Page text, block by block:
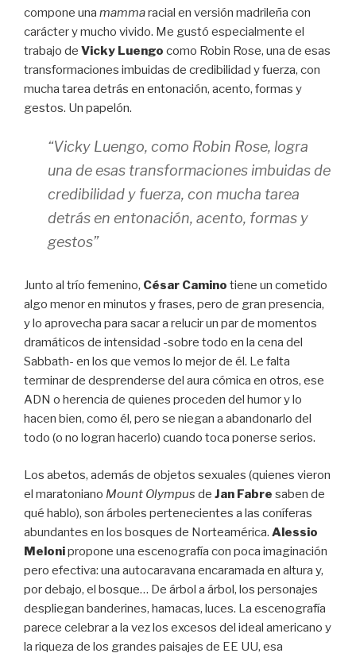
compone una mammaracial en versión madrileña con
carácter y mucho vivido. Me gustó especialmente el
trabajo de Vicky Luengo como Robin Rose, una de esas
transformaciones imbuidas de credibilidad y fuerza, con
mucha tarea detrás en entonación, acento, formas y
gestos. Un papelón.
“Vicky Luengo, como Robin Rose, logra
una de esas transformaciones imbuidas de
credibilidad y fuerza, con mucha tarea
detrás en entonación, acento, formas y
gestos”
Junto al trío femenino, César Camino tiene un cometido
algo menor en minutos y frases, pero de gran presencia,
y lo aprovecha para sacar a relucir un par de momentos
dramáticos de intensidad -sobre todo en la cena del
Sabbath- en los que vemos lo mejor de él. Le falta
terminar de desprenderse del aura cómica en otros, ese
ADN o herencia de quienes proceden del humor y lo
hacen bien, como él, pero se niegan a abandonarlo del
todo (o no logran hacerlo) cuando toca ponerse serios.
Los abetos, además de objetos sexuales (quienes vieron
el maratoniano Mount Olympus de Jan Fabre saben de
qué hablo), son árboles pertenecientes a las coníferas
abundantes en los bosques de Norteamérica. Alessio
Melonipropone una escenografía con poca imaginación
pero efectiva: una autocaravana encaramada en altura y,
por debajo, el bosque… De árbol a árbol, los personajes
despliegan banderines, hamacas, luces. La escenografía
parece celebrar a la vez los excesos del ideal americano y
la riqueza de los grandes paisajes de EE UU, esa